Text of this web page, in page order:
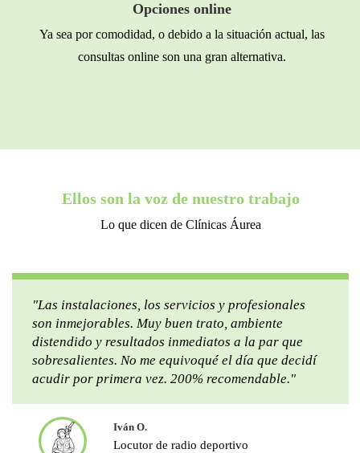
Opciones online
Ya sea por comodidad, o debido a la situación actual, las
consultas online son una gran alternativa.
Ellos son la voz de nuestro trabajo
Lo que dicen de Clínicas Áurea
"Las instalaciones, los servicios y profesionales
son inmejorables. Muy buen trato, ambiente
distendido y resultados inmediatos a la par que
sobresalientes. No me equivoqué el día que decidí
acudir por primera vez. 200% recomendable."
Iván O.
Locutor de radio deportivo